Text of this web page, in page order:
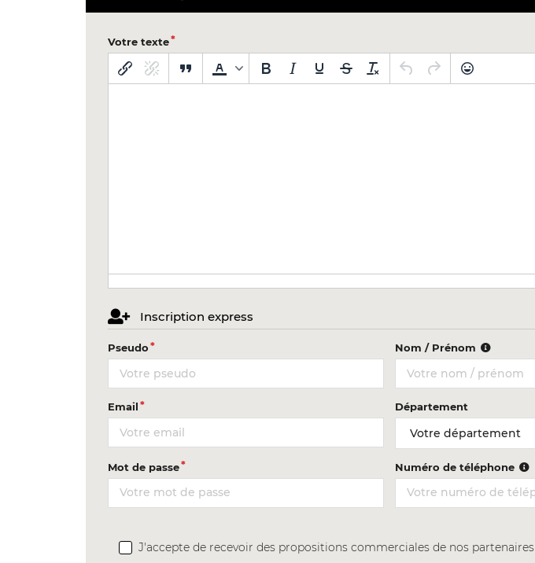
Votre texte
Inscription express
Pseudo Nom / Prénom
Email Département
Mot de passe Numéro de téléphone
J'accepte de recevoir des propositions commerciales de nos partenaires